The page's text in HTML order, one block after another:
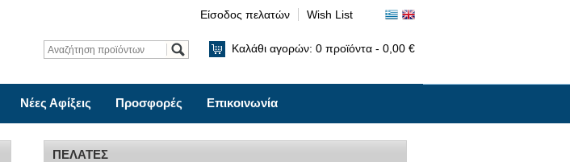
Είσοδος πελατών Wish List
Καλάθι αγορών: 0 προϊόντα - 0,00 €
Νέες Αφίξεις Προσφορές Επικοινωνία
ΠΕΛΑΤΕΣ